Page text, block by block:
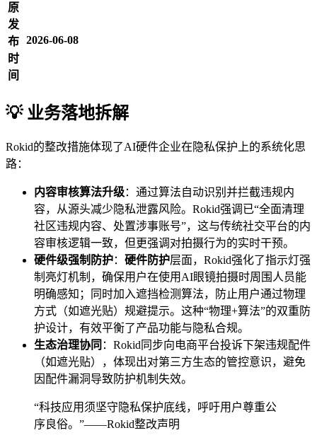
原
发
布
时
间
2026-06-08
💡 业务落地拆解
Rokid的整改措施体现了AI硬件企业在隐私保护上的系统化思
路：
内容审核算法升级：通过算法自动识别并拦截违规内
容，从源头减少隐私泄露风险。Rokid强调已“全面清理
社区违规内容、处置涉事账号”，这与传统社交平台的内
容审核逻辑一致，但更强调对拍摄行为的实时干预。
硬件级强制防护： 硬件防护层面，Rokid强化了指示灯强
制亮灯机制，确保用户在使用AI眼镜拍摄时周围人员能
明确感知；同时加入遮挡检测算法，防止用户通过物理
方式（如遮光贴）规避提示。这种“物理+算法”的双重防
护设计，有效平衡了产品功能与隐私合规。
生态治理协同 ：Rokid同步向电商平台投诉下架违规配件
（如遮光贴），体现出对第三方生态的管控意识，避免
因配件漏洞导致防护机制失效。
“科技应用须坚守隐私保护底线，呼吁用户尊重公
序良俗。”——Rokid整改声明